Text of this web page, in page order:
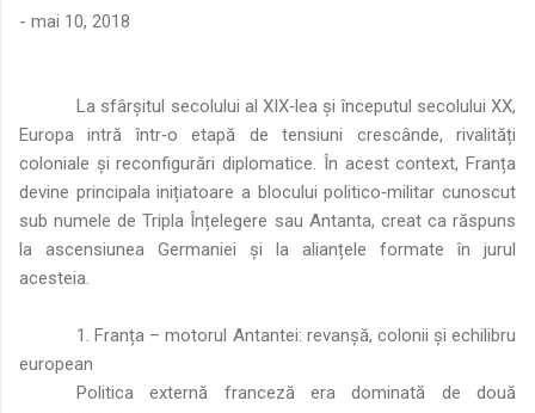
- mai 10, 2018
La sfârșitul secolului al XIX‑lea și începutul secolului XX,
Europa intră într‑o etapă de tensiuni crescânde, rivalități
coloniale și reconfigurări diplomatice. În acest context, Franța
devine principala inițiatoare a blocului politico‑militar cunoscut
sub numele de Tripla Înțelegere sau Antanta, creat ca răspuns
la ascensiunea Germaniei și la alianțele formate în jurul
acesteia.
1. Franța – motorul Antantei: revanșă, colonii și echilibru
european
Politica externă franceză era dominată de două